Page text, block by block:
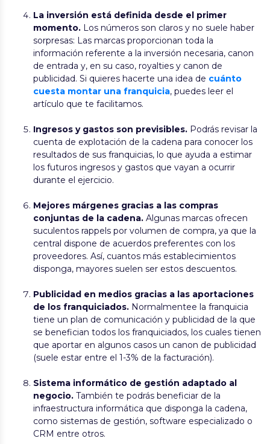
La inversión está definida desde el primer
momento. Los números son claros y no suele haber
sorpresas: Las marcas proporcionan toda la
información referente a la inversión necesaria, canon
de entrada y, en su caso, royalties y canon de
publicidad. Si quieres hacerte una idea de cuánto
cuesta montar una franquicia, puedes leer el
artículo que te facilitamos.
Ingresos y gastos son previsibles. Podrás revisar la
cuenta de explotación de la cadena para conocer los
resultados de sus franquicias, lo que ayuda a estimar
los futuros ingresos y gastos que vayan a ocurrir
durante el ejercicio.
Mejores márgenes gracias a las compras
conjuntas de la cadena. Algunas marcas ofrecen
suculentos rappels por volumen de compra, ya que la
central dispone de acuerdos preferentes con los
proveedores. Así, cuantos más establecimientos
disponga, mayores suelen ser estos descuentos.
Publicidad en medios gracias a las aportaciones
de los franquiciados. Normalmentee la franquicia
tiene un plan de comunicación y publicidad de la que
se benefician todos los franquiciados, los cuales tienen
que aportar en algunos casos un canon de publicidad
(suele estar entre el 1-3% de la facturación).
Sistema informático de gestión adaptado al
negocio. También te podrás beneficiar de la
infraestructura informática que disponga la cadena,
como sistemas de gestión, software especializado o
CRM entre otros.